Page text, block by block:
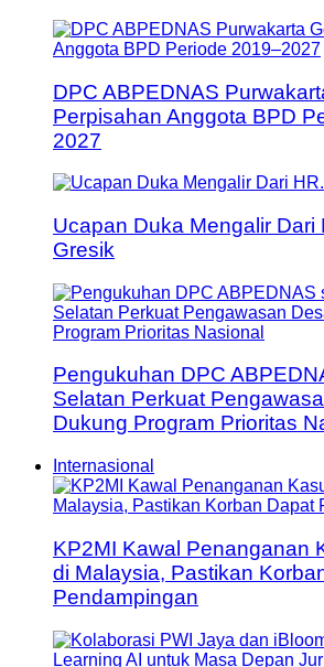
DPC ABPEDNAS
Perpisahan Anggota BPD
2027
Ucapan Duka Mengalir Dari
Gresik
Pengukuhan DPC
Selatan Perkuat
Dukung Program Prioritas
Internasional
KP2MI Kawal Penanganan
di Malaysia, Pastikan
Pendampingan